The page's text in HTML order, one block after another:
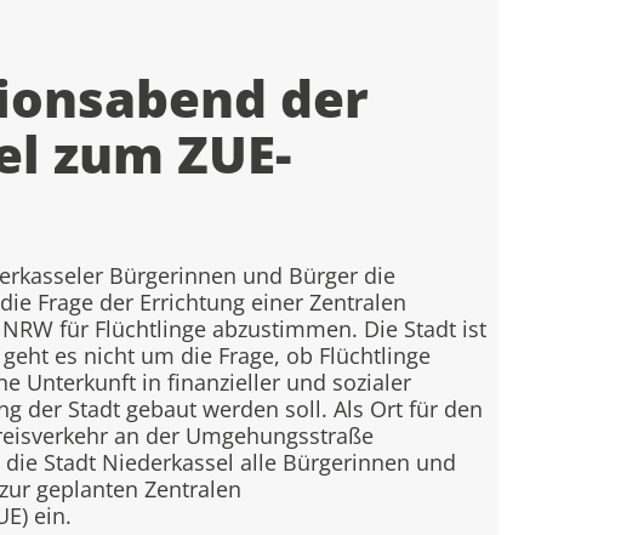
der
zum ZUE-
Bürgerinnen und Bürger die
Frage der Errichtung einer Zentralen
für Flüchtlinge abzustimmen. Die Stadt ist
es nicht um die Frage, ob Flüchtlinge
Unterkunft in finanzieller und sozialer
der Stadt gebaut werden soll. Als Ort für den
an der Umgehungsstraße
Stadt Niederkassel alle Bürgerinnen und
geplanten Zentralen
ein.